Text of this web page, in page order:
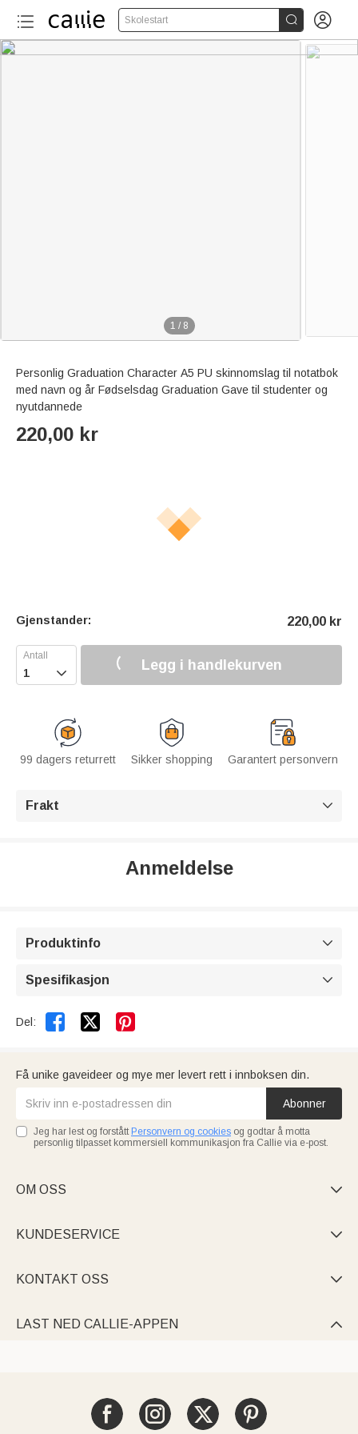
Skolestart  
1 / 8
Personlig Graduation Character A5 PU skinnomslag til notatbok
med navn og år Fødselsdag Graduation Gave til studenter og
nyutdannede
220,00 kr
Gjenstander: 220,00 kr
 Legg i handlekurven
99 dagers returrett Sikker shopping Garantert personvern
Frakt 
Anmeldelse
Produktinfo 
Spesifikasjon 
Del:  
Få unike gaveideer og mye mer levert rett i innboksen din.
Abonner
Jeg har lest og forstått Personvern og cookies og godtar å motta
personlig tilpasset kommersiell kommunikasjon fra Callie via e-post.
OM OSS 
KUNDESERVICE 
KONTAKT OSS 
LAST NED CALLIE-APPEN 